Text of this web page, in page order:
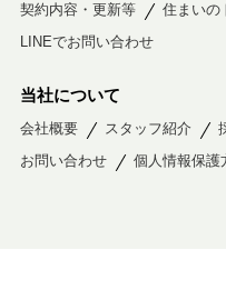
契約内容・更新等 住まいの
LINEでお問い合わせ
当社について
会社概要 スタッフ紹介
お問い合わせ
個人情報保護